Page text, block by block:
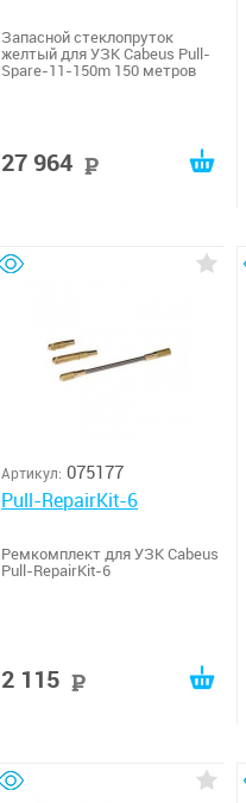
Запасной стеклопруток
желтый для УЗК Cabeus Pull-
Spare-11-150m 150 метров
27 964
Артикул: 075177
Pull-RepairKit-6
Ремкомплект для УЗК Cabeus
Pull-RepairKit-6
2 115